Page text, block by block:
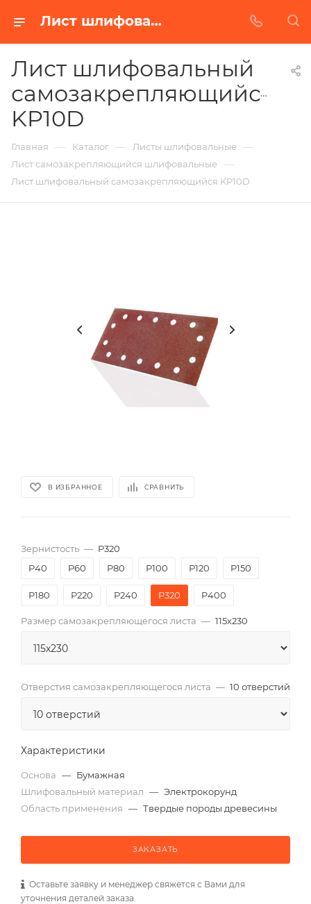
Лист шлифовальный самозакрепляющийся KP10D в Белгороде | Купить по недорогой цене от Абразивного Завода
Лист шлифовальный
самозакрепляющийся
KP10D
Главная — Каталог — Листы шлифовальные —
Лист самозакрепляющийся шлифовальные —
Лист шлифовальный самозакрепляющийся KP10D
В ИЗБРАННОЕ СРАВНИТЬ
Зернистость — P320
P40
P60 P80 P100 P120 P150
P180 P220 P240 P320 P400
Размер самозакрепляющегося листа — 115х230
Отверстия самозакрепляющегося листа — 10 отверстий
Характеристики
Основа — Бумажная
Шлифовальный материал — Электрокорунд
Область применения — Твердые породы древесины
ЗАКАЗАТЬ
Оставьте заявку и менеджер свяжется с Вами для
уточнения деталей заказа.